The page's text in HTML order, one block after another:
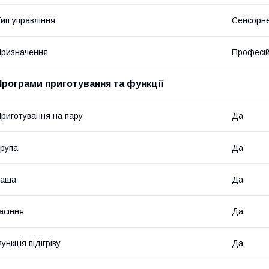
управління
приготування та функції
на пару Да
Да
Да
Да
підігріву Да